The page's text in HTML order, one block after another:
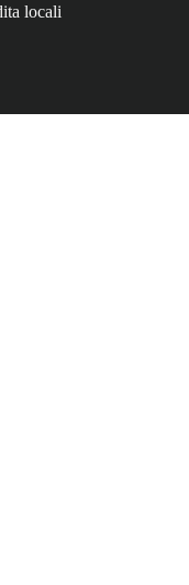
locali